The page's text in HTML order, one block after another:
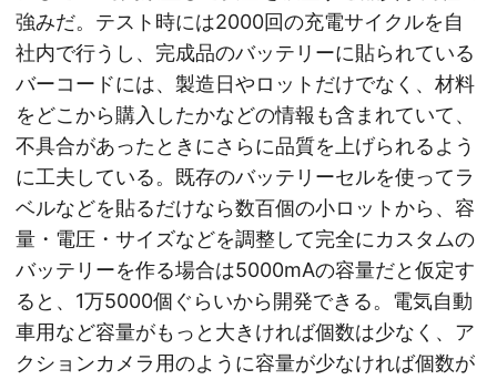
強みだ。テスト時には2000回の充電サイクルを自
社内で行うし、完成品のバッテリーに貼られている
バーコードには、製造日やロットだけでなく、材料
をどこから購入したかなどの情報も含まれていて、
不具合があったときにさらに品質を上げられるよう
に工夫している。既存のバッテリーセルを使ってラ
ベルなどを貼るだけなら数百個の小ロットから、容
量・電圧・サイズなどを調整して完全にカスタムの
バッテリーを作る場合は5000mAの容量だと仮定す
ると、1万5000個ぐらいから開発できる。電気自動
車用など容量がもっと大きければ個数は少なく、ア
クションカメラ用のように容量が少なければ個数が